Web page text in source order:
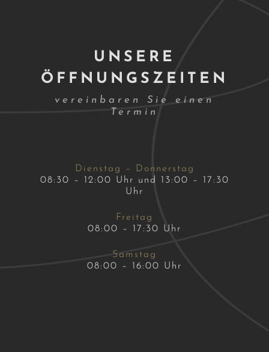
UNSERE
ÖFFNUNGSZEITEN
vereinbaren Sie einen
Termin
Dienstag – Donnerstag
08:30 – 12:00 Uhr und 13:00 – 17:30
Uhr
Freitag
08:00 – 17:30 Uhr
Samstag
08:00 – 16:00 Uhr